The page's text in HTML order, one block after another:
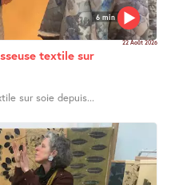
6 min
22 Août 2026
textile sur
sur soie depuis...